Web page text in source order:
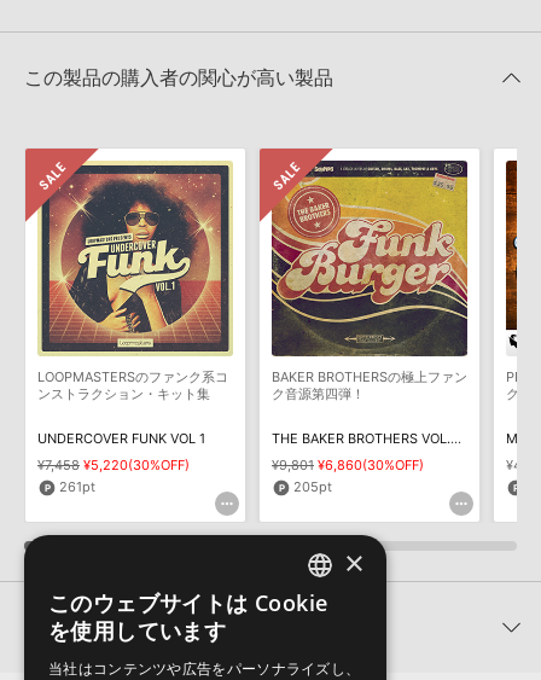
製品の購入手続き完了後、受注確認メールとシリアルナンバーをお
ます説明に沿って、製品のダウンロード／導入を行って下さい。
わせなどはテクニカルサポート
までご連絡ください。
デモソングは、製品収録サウンドを使ってできることを紹介するた
めのデモンストレーション用の楽曲です。原則として、デモソング
そのものをお使いいただくことはできません。また、デモソングを
構成する全てのサウンドが、サンプルパックに含まれていることを
保証するものではありません。
ダウンロード製品という性質上、一切の返品・返金はお受け付け致
しかねます。
Reason Studios社「Reason」及び関連ソフトでのプリセット追
加方法
マークのついた情報は、該当する製品のご購入ユーザー様専用となって
おります。ご覧頂くには、該当する製品をご購入頂く必要がございます。
1970S FUNK AND SOULのサポート情報
BIG FISH AUDIOのサンプルパック／ソフト音源が、全品
20％OFF！ホリデーセール！
2016年12月27日 13:22
この製品の購入者の関心が高い製品
LOOPMASTERSのファンク系コ
ンストラクション・キット集
UNDERCOVER FUNK VOL 1
¥7,458 ¥5,220(30%OFF)
261pt
BAKER BROTHERSの極上ファン
ク音源第四弾！
THE BAKER BROTHERS VOL.4 - FUNK BURGER
¥9,801 ¥6,860(30%OFF)
205pt
ク～
関連製品
ENGLISH
×
このウェブサイトは Cookie
を使用しています
当社はコンテンツや広告をパーソナライズし、